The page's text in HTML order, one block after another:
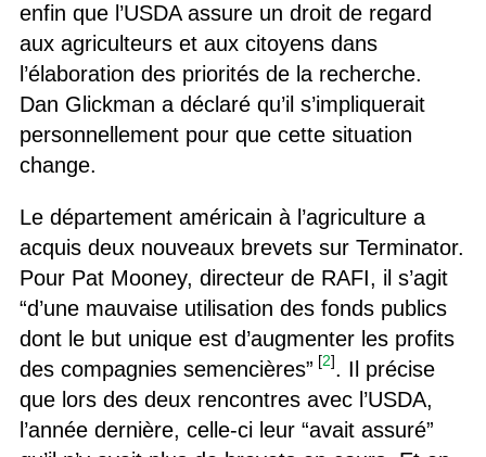
enfin que l’USDA assure un droit de regard
aux agriculteurs et aux citoyens dans
l’élaboration des priorités de la recherche.
Dan Glickman a déclaré qu’il s’impliquerait
personnellement pour que cette situation
change.
Le département américain à l’agriculture a
acquis deux nouveaux brevets sur Terminator.
Pour Pat Mooney, directeur de RAFI, il s’agit
“d’une mauvaise utilisation des fonds publics
dont le but unique est d’augmenter les profits
des compagnies semencières” [2]. Il précise
que lors des deux rencontres avec l’USDA,
l’année dernière, celle-ci leur “avait assuré”